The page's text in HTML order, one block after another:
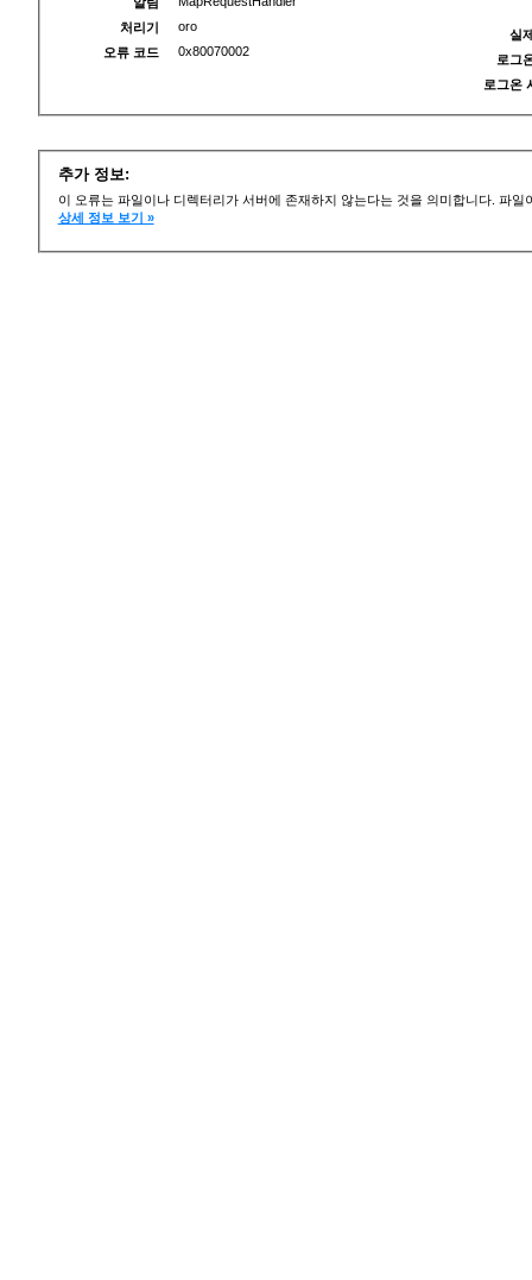
처리기
oro
오류 코드
0x80070002
실
로그
로그온
추가 정보:
이 오류는 파일이나 디렉터리가 서버에 존재하지 않는다는 것을 의미합니다. 파
상세 정보 보기 »